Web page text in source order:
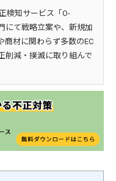
検知サービス「O-
にて戦略立案や、新規加
商材に関わらず多数のEC
削減・撲滅に取り組んで